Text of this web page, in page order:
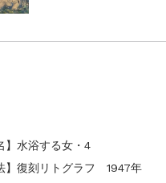
】水浴する女・4
】復刻リトグラフ 1947年